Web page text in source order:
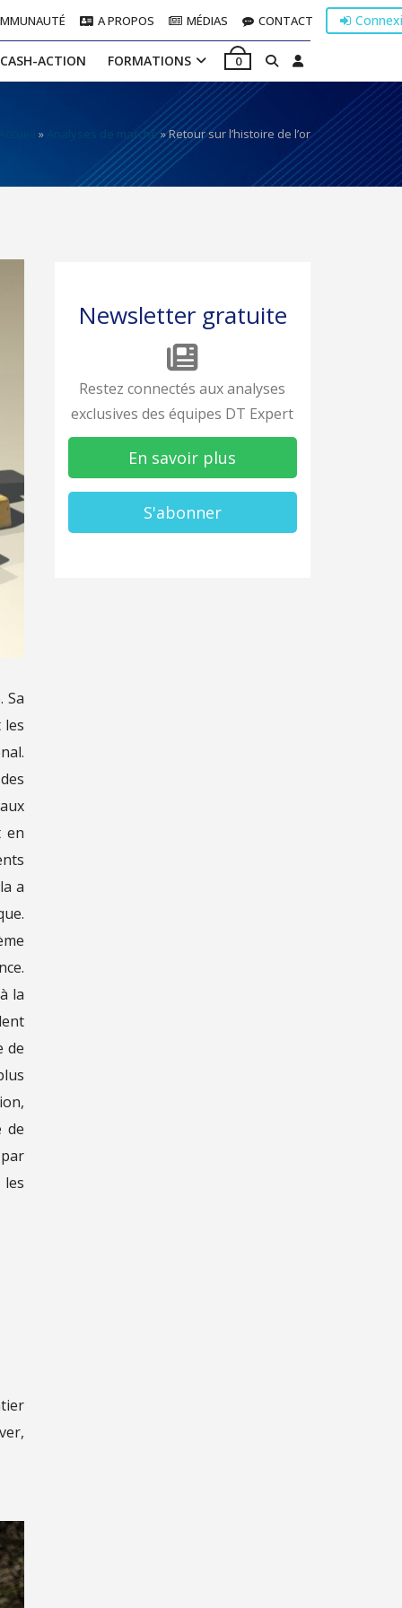
ACTION FORMATIONS 0
A PROPOS MÉDIAS CONTACT
» Analyses de marché»Retour sur l’histoire de l’or
Sa
en
a
la
de
de
les
Newsletter gratuite
Restez connectés aux analyses
exclusives des équipes DT Expert
En savoir plus
S'abonner